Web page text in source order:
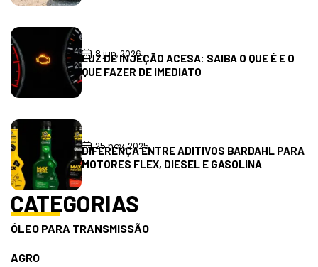
8 jun, 2026
LUZ DE INJEÇÃO ACESA: SAIBA O QUE É E O
QUE FAZER DE IMEDIATO
25 nov, 2025
DIFERENÇA ENTRE ADITIVOS BARDAHL PARA
MOTORES FLEX, DIESEL E GASOLINA
CATEGORIAS
ÓLEO PARA TRANSMISSÃO
AGRO